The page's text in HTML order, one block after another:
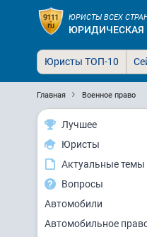
ЮРИСТЫ ВСЕХ
ЮРИДИЧЕСКАЯ
Юристы ТОП-10
Главная Военное право
Лучшее
Юристы
Актуальные темы
Вопросы
Автомобили
Автомобильное